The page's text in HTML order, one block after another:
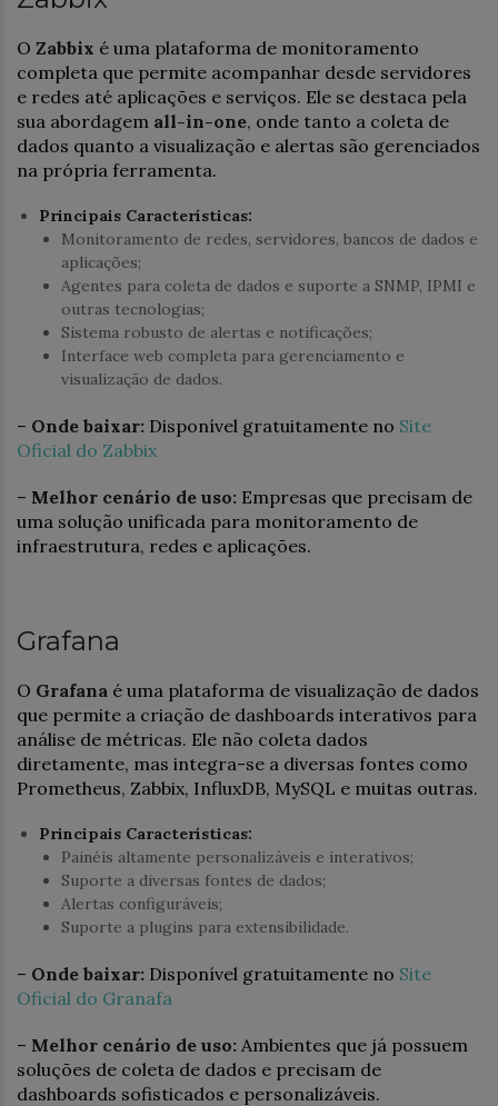
O Zabbix é uma plataforma de monitoramento
completa que permite acompanhar desde servidores
e redes até aplicações e serviços. Ele se destaca pela
sua abordagem all-in-one, onde tanto a coleta de
dados quanto a visualização e alertas são gerenciados
na própria ferramenta.
Principais Características:
Monitoramento de redes, servidores, bancos de dados e
aplicações;
Agentes para coleta de dados e suporte a SNMP, IPMI e
outras tecnologias;
Sistema robusto de alertas e notificações;
Interface web completa para gerenciamento e
visualização de dados.
– Onde baixar: Disponível gratuitamente no Site
Oficial do Zabbix
– Melhor cenário de uso: Empresas que precisam de
uma solução unificada para monitoramento de
infraestrutura, redes e aplicações.
Grafana
O Grafana é uma plataforma de visualização de dados
que permite a criação de dashboards interativos para
análise de métricas. Ele não coleta dados
diretamente, mas integra-se a diversas fontes como
Prometheus, Zabbix, InfluxDB, MySQL e muitas outras.
Principais Características:
Painéis altamente personalizáveis e interativos;
Suporte a diversas fontes de dados;
Alertas configuráveis;
Suporte a plugins para extensibilidade.
– Onde baixar: Disponível gratuitamente no Site
Oficial do Granafa
– Melhor cenário de uso: Ambientes que já possuem
soluções de coleta de dados e precisam de
dashboards sofisticados e personalizáveis.